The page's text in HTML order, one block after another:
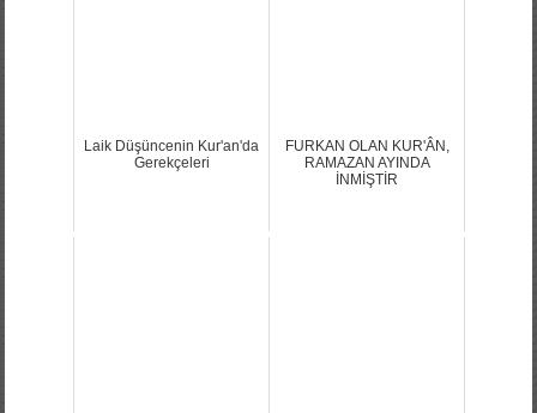
Laik Düşüncenin Kur'an'da
Gerekçeleri
FURKAN OLAN KUR'ÂN,
RAMAZAN AYINDA
İNMİŞTİR